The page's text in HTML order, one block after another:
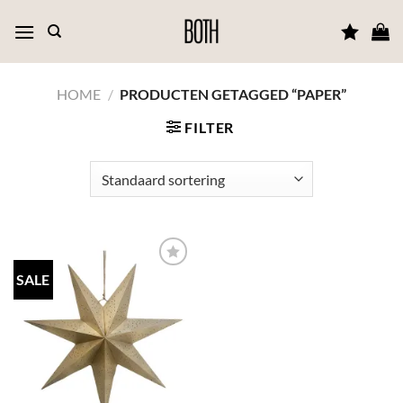
naar
HOME / PRODUCTEN GETAGGED “PAPER”
FILTER
SALE
TOEVOEGEN
AAN JOUW
FAVORIETEN